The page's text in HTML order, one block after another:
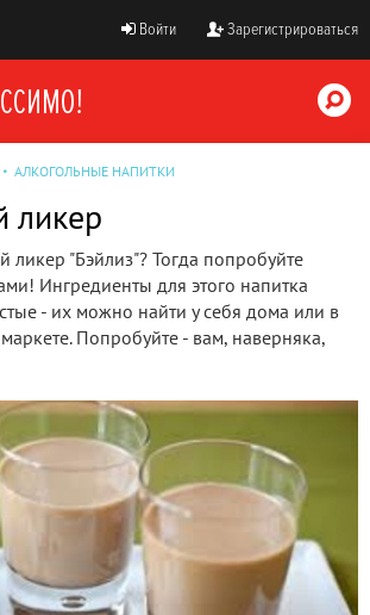
Войти Зарегистрироваться
АЛКОГОЛЬНЫЕ НАПИТКИ
ликер
ликер "Бэйлиз"? Тогда попробуйте
Ингредиенты для этого напитка
- их можно найти у себя дома или в
Попробуйте - вам, наверняка,